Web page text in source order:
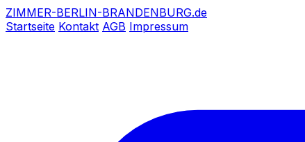
ZIMMER-BERLIN-BRANDENBURG.de
Startseite Kontakt AGB Impressum